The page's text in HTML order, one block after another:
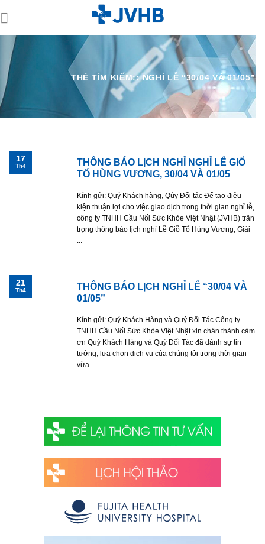
to
content
THẺ TÌM KIẾM::NGHỈ LỄ “30/04 VÀ 01/05”
THÔNG BÁO LỊCH NGHỈ NGHỈ LỄ GIỔ
TỔ HÙNG VƯƠNG, 30/04 VÀ 01/05
Kính gửi: Quý Khách hàng, Qúy Đối tác Để tạo điều
kiện thuận lợi cho việc giao dịch trong thời gian nghỉ lễ,
công ty TNHH Cầu Nối Sức Khỏe Việt Nhật (JVHB) trân
trọng thông báo lịch nghỉ Lễ Giỗ Tổ Hùng Vương, Giải
...
17
Th4
THÔNG BÁO LỊCH NGHỈ LỄ “30/04 VÀ
01/05”
Kính gửi: Quý Khách Hàng và Quý Đối Tác Công ty
TNHH Cầu Nối Sức Khỏe Việt Nhật xin chân thành cảm
ơn Quý Khách Hàng và Quý Đối Tác đã dành sự tin
tưởng, lựa chọn dịch vụ của chúng tôi trong thời gian
vừa ...
21
Th4